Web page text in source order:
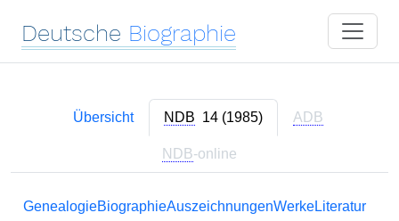
Deutsche Biographie
Übersicht NDB 14 (1985) ADB
NDB-online
GenealogieBiographieAuszeichnungenWerkeLiteratur